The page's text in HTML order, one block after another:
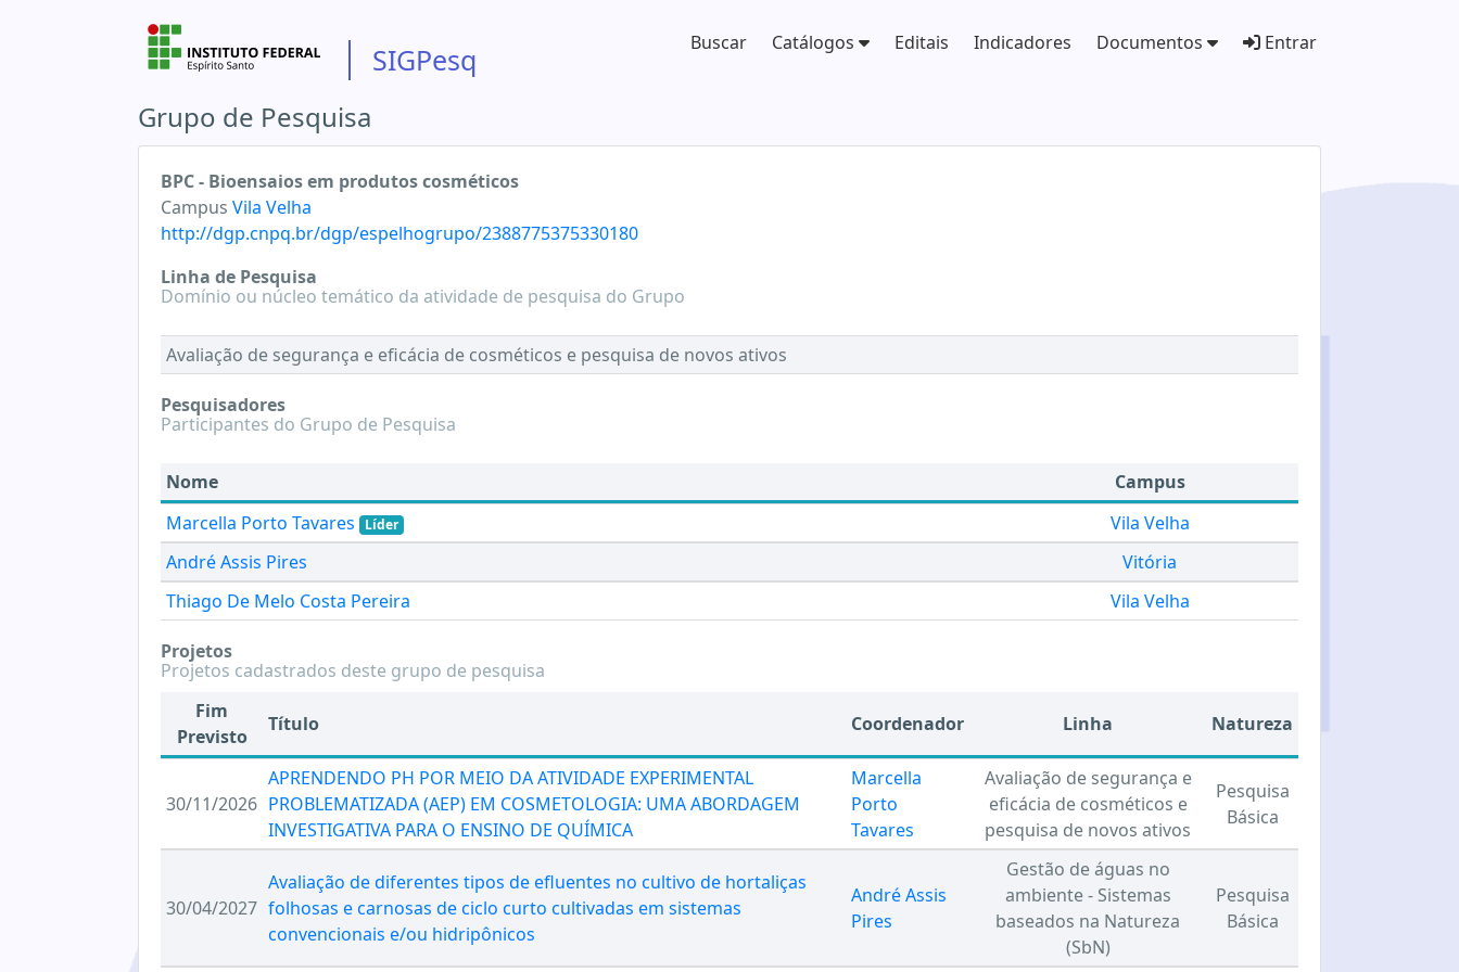
SIGPesq Buscar Catálogos Editais Indicadores Documentos Entrar
Grupo de Pesquisa
BPC - Bioensaios em produtos cosméticos
Campus Vila Velha
http://dgp.cnpq.br/dgp/espelhogrupo/2388775375330180
Linha de Pesquisa
Domínio ou núcleo temático da atividade de pesquisa do Grupo
Avaliação de segurança e eficácia de cosméticos e pesquisa de novos ativos
Pesquisadores
Participantes do Grupo de Pesquisa
Nome
Campus
Marcella Porto Tavares
Líder
Vila Velha
André Assis Pires
Vitória
Thiago De Melo Costa Pereira
Vila Velha
Projetos
Projetos cadastrados deste grupo de pesquisa
Fim
Previsto
Título Coordenador Linha Natureza
30/11/2026
APRENDENDO PH POR MEIO DA ATIVIDADE EXPERIMENTAL
PROBLEMATIZADA (AEP) EM COSMETOLOGIA: UMA ABORDAGEM
INVESTIGATIVA PARA O ENSINO DE QUÍMICA
Marcella
Porto
Tavares
Avaliação de segurança e
eficácia de cosméticos e
pesquisa de novos ativos
Pesquisa
Básica
30/04/2027
Avaliação de diferentes tipos de efluentes no cultivo de hortaliças
folhosas e carnosas de ciclo curto cultivadas em sistemas
convencionais e/ou hidripônicos
André Assis
Pires
Gestão de águas no
ambiente - Sistemas
baseados na Natureza
(SbN)
Pesquisa
Básica